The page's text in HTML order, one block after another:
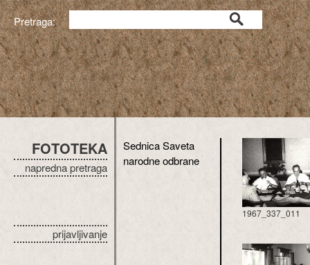
Pretraga:
FOTOTEKA
napredna pretraga
prijavljivanje
Sednica Saveta
narodne odbrane
1967_337_011